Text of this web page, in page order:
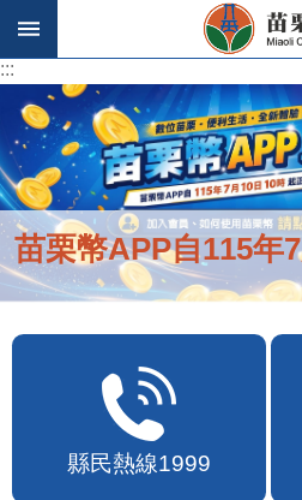
跳到主要內容區塊
:::
苗栗幣APP自115年
縣民熱線1999